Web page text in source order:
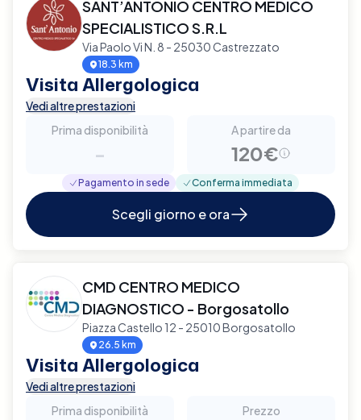
SANT’ANTONIO CENTRO MEDICO
SPECIALISTICO S.R.L
Via Paolo Vi N. 8 - 25030 Castrezzato
18.3 km
Visita Allergologica
Vedi altre prestazioni
Prima disponibilità
-
A partire da
120€
Pagamento in sede Conferma immediata
Scegli giorno e ora
CMD CENTRO MEDICO
DIAGNOSTICO - Borgosatollo
Piazza Castello 12 - 25010 Borgosatollo
26.5 km
Visita Allergologica
Vedi altre prestazioni
Prima disponibilità
Prezzo